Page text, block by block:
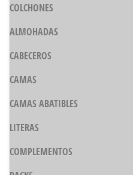
COLCHONES
ALMOHADAS
CABECEROS
CAMAS
CAMAS ABATIBLES
LITERAS
COMPLEMENTOS